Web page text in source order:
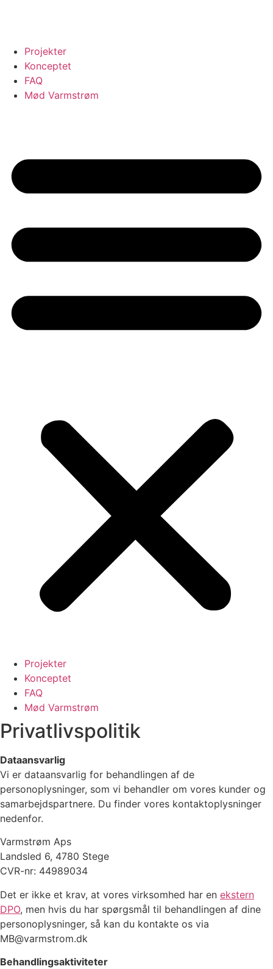
Projekter
Konceptet
FAQ
Mød Varmstrøm
Projekter
Konceptet
FAQ
Mød Varmstrøm
Privatlivspolitik
Dataansvarlig
Vi er dataansvarlig for behandlingen af de
personoplysninger, som vi behandler om vores kunder og
samarbejdspartnere. Du finder vores kontaktoplysninger
nedenfor.
Varmstrøm Aps
Landsled 6, 4780 Stege
CVR-nr: 44989034
Det er ikke et krav, at vores virksomhed har en ekstern
DPO, men hvis du har spørgsmål til behandlingen af dine
personoplysninger, så kan du kontakte os via
MB@varmstrom.dk
Behandlingsaktiviteter